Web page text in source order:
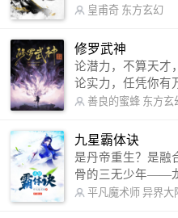
倒，扶大厦之将倾，
微博：皇甫奇（地
87） QQ交流群：320238210【普通群】 574501330
【VIP
皇甫奇 东方玄幻
修罗武神
论潜力，不算天才
论实力，任凭你有
军。 我是谁？天下众生视我为修罗，却不知，我以
信公众号：善良的
善良的蜜蜂 东方玄
九星霸体诀
是丹帝重生？是融
骨的三无少年——
术，修行神秘功法
平凡魔术师 异界大